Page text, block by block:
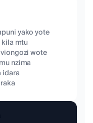
yako yote
mtu
wote
nzima
idara